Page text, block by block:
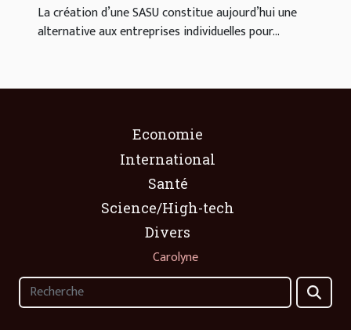
La création d’une SASU constitue aujourd’hui une
alternative aux entreprises individuelles pour...
Economie
International
Santé
Science/High-tech
Divers
Carolyne